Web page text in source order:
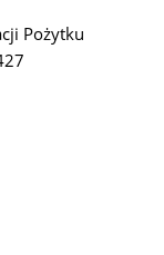
Pożytku